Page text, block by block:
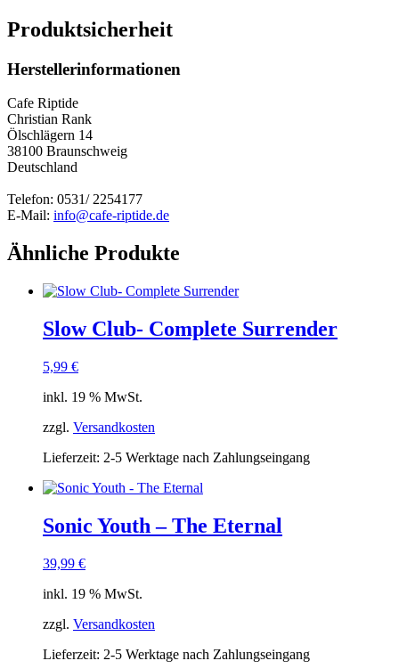
Produktsicherheit
Herstellerinformationen
Cafe Riptide
Christian Rank
Ölschlägern 14
38100 Braunschweig
Deutschland
Telefon: 0531/ 2254177
E-Mail: info@cafe-riptide.de
Ähnliche Produkte
Slow Club- Complete Surrender
5,99 €
inkl. 19 % MwSt.
zzgl. Versandkosten
Lieferzeit: 2-5 Werktage nach Zahlungseingang
Sonic Youth – The Eternal
39,99 €
inkl. 19 % MwSt.
zzgl. Versandkosten
Lieferzeit: 2-5 Werktage nach Zahlungseingang